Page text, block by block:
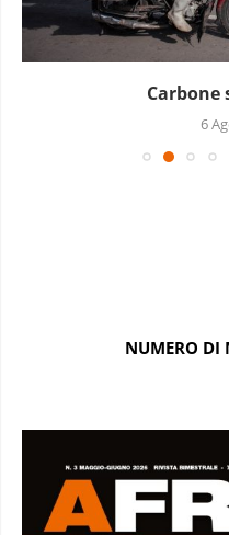
Carbone
6
NUMERO DI